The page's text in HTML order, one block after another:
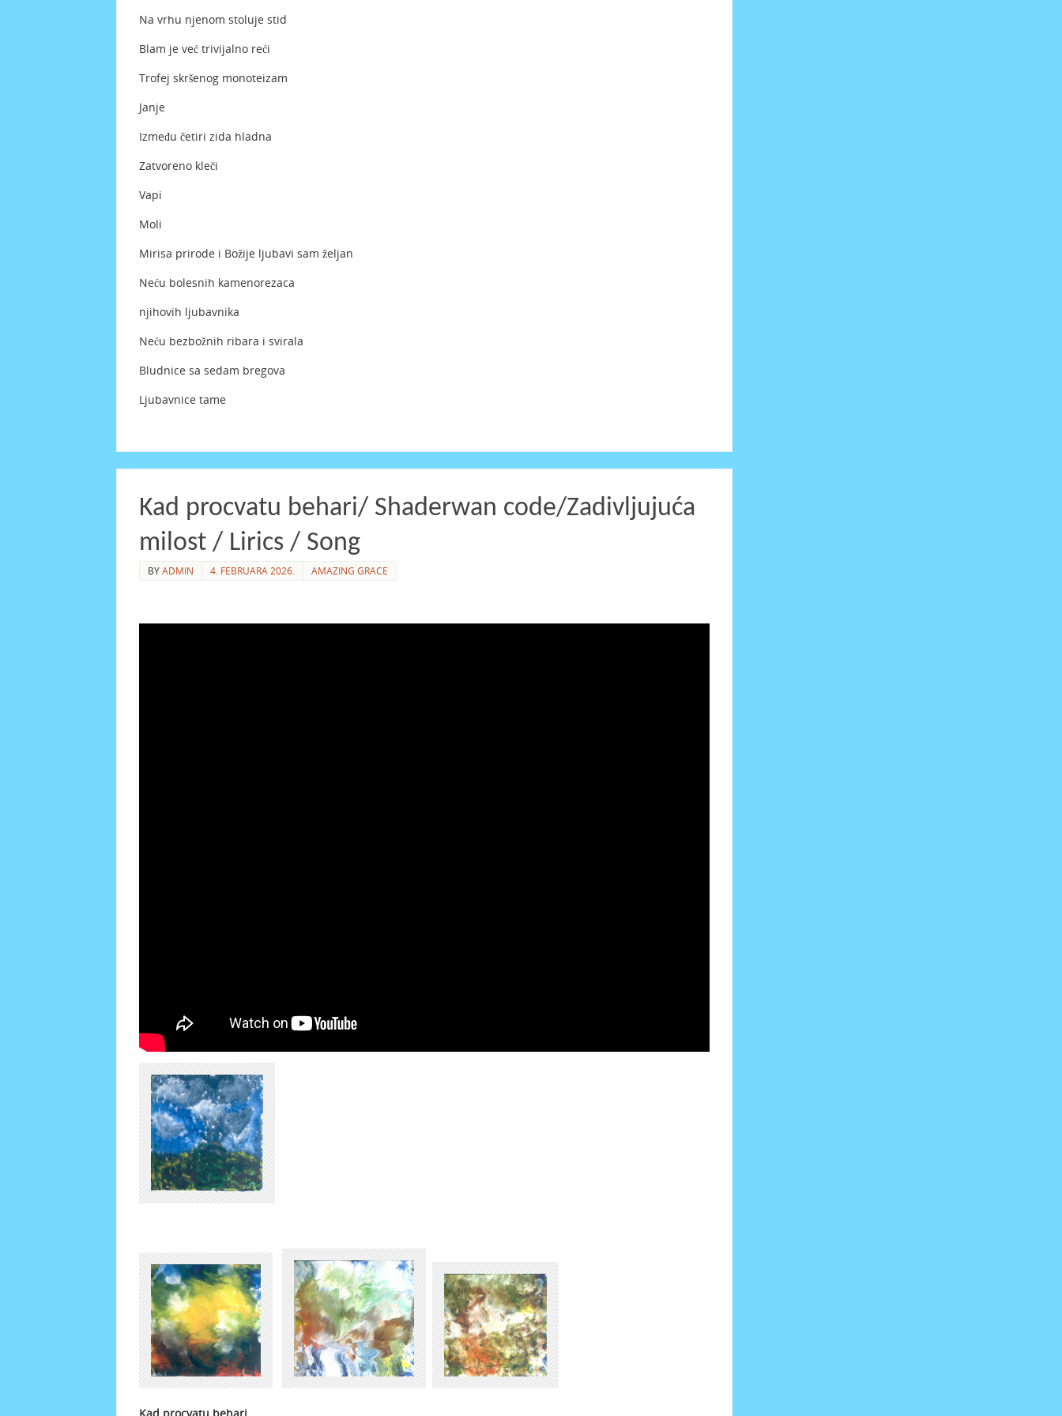
Na vrhu njenom stoluje stid
Blam je već trivijalno reći
Trofej skršenog monoteizam
Janje
Između četiri zida hladna
Zatvoreno kleči
Vapi
Moli
Mirisa prirode i Božije ljubavi sam željan
Neću bolesnih kamenorezaca
njihovih ljubavnika
Neću bezbožnih ribara i svirala
Bludnice sa sedam bregova
Ljubavnice tame
Kad procvatu behari/ Shaderwan code/Zadivljujuća
milost / Lirics / Song
BYADMIN 4. FEBRUARA 2026. AMAZING GRACE